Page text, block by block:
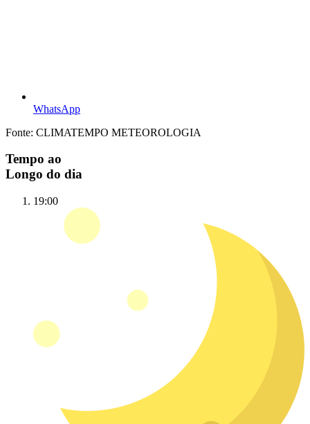
WhatsApp
Fonte: CLIMATEMPO METEOROLOGIA
Tempo ao
Longo do dia
19:00